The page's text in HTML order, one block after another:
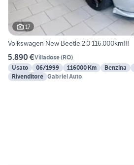
17
Volkswagen New Beetle 2.0 116.000km!!!
5.890 €Villadose(RO)
Usato
06/1999 116000 Km Benzina
Rivenditore Gabriel Auto